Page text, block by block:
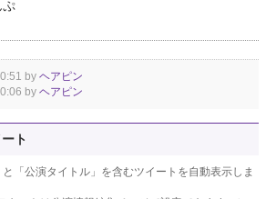
ぷ
by ヘアピン
by ヘアピン
ト
「公演タイトル」を含むツイートを自動表示しま